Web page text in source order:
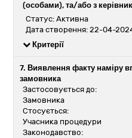
(особами), та/або з
Статус: Активна
Дата створення: 22-04-
Критерії
7. Виявлення факту наміру
замовника
Застосовується до:
Замовника
Стосується:
Учасника процедури
Законодавство: